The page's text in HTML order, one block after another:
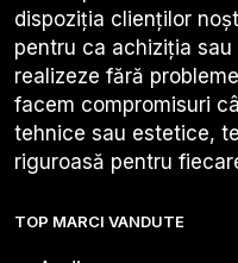
dispoziția clienților
pentru ca achiziția
realizeze fără
facem compromisuri
tehnice sau estetice,
riguroasă pentru
TOP MARCI VANDUTE